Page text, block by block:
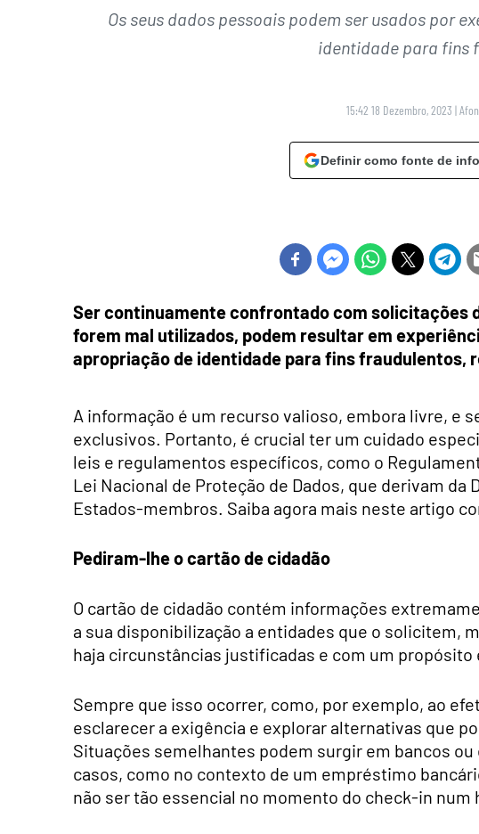
Os seus dados pessoais podem ser usados por
identidade para fins
15:42 18 Dezembro, 2023 |
Definir como fonte de
Ser continuamente confrontado com solicitações
forem mal utilizados, podem resultar em
apropriação de identidade para fins fraudulentos,
A informação é um recurso valioso, embora livre, e
exclusivos. Portanto, é crucial ter um cuidado
leis e regulamentos específicos, como o
Lei Nacional de Proteção de Dados, que derivam da
Estados-membros. Saiba agora mais neste artigo
Pediram-lhe o cartão de cidadão
O cartão de cidadão contém informações
a sua disponibilização a entidades que o solicitem,
haja circunstâncias justificadas e com um propósito
Sempre que isso ocorrer, como, por exemplo, ao
esclarecer a exigência e explorar alternativas que
Situações semelhantes podem surgir em bancos
casos, como no contexto de um empréstimo
não ser tão essencial no momento do check-in num